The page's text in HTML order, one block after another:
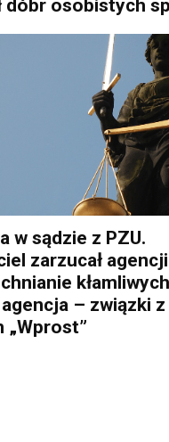
dóbr osobistych
w sądzie z PZU.
zarzucał agencji
kłamliwych
– związki z